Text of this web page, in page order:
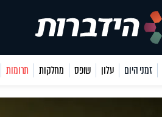
זמני היום עלון שופס מחלקות תרומות